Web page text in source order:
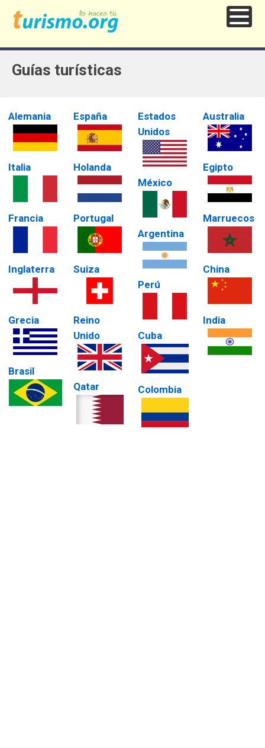
Guías turísticas
Alemania
Italia
Francia
Inglaterra
Grecia
Brasil
España
Holanda
Portugal
Suiza
Reino
Unido
Qatar
Estados
Unidos
México
Argentina
Perú
Cuba
Colombia
Australia
Egipto
Marruecos
China
India